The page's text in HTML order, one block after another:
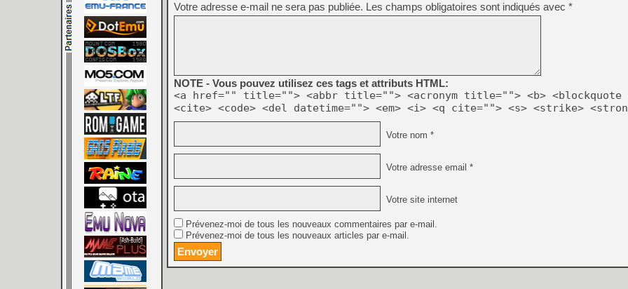
[GK] Beast of
[GK] Ubisoft : fin de partie
[GK] Dan Houser (GTA)
[GK] Comment EA Sports
[GK] Crimson Moon : un
[GK] Isle of Reveries : le
[GK] Moonlighter 2 : The
[GK] Capcom relance
[Mo5] Deux inédits du
[GK] Le beat'em up The
Votre adresse e-mail ne sera pas publiée. Les champs obligatoires sont indiqués avec *
NOTE - Vous pouvez utilisez ces tags et attributs HTML:
<a href="" title=""> <abbr title=""> <acronym title=""> <b> <blockquote
<cite> <code> <del datetime=""> <em> <i> <q cite=""> <s> <strike>
Votre nom *
Votre adresse email *
Votre site internet
Prévenez-moi de tous les nouveaux commentaires par e-mail.
Prévenez-moi de tous les nouveaux articles par e-mail.